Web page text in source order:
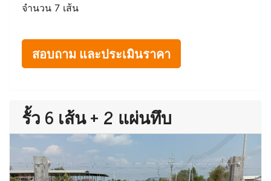
จำนวน 7 เส้น
สอบถาม และประเมินราคา
รั้ว 6 เส้น + 2 แผ่นทึบ